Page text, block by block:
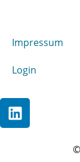
Impressum
Login